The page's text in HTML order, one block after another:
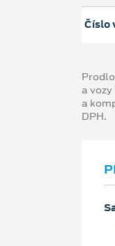
Číslo
a
a
DPH.